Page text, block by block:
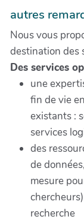
autres
Nous vous
destination des
Des services
une
fin de vie
existants :
services
des
de
mesure
recherche